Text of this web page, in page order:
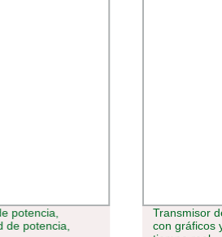
potencia,
de potencia,
Transmisor
con gráficos